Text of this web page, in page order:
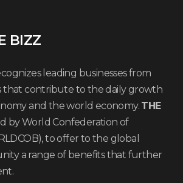
BIZZ
leading businesses from
that contribute to the daily growth
and the world economy. THE
by World Confederation of
to offer to the global
a range of benefits that further